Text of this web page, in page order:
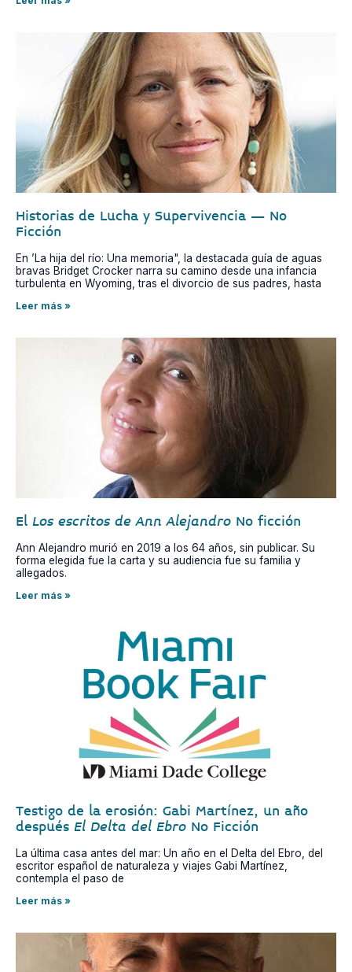
Historias de Lucha y Supervivencia – No
Ficción
En ’La hija del río: Una memoria", la destacada guía de aguas
bravas Bridget Crocker narra su camino desde una infancia
turbulenta en Wyoming, tras el divorcio de sus padres, hasta
Leer más »
El Los escritos de Ann Alejandro No ficción
Ann Alejandro murió en 2019 a los 64 años, sin publicar. Su
forma elegida fue la carta y su audiencia fue su familia y
allegados.
Leer más »
Testigo de la erosión: Gabi Martínez, un año
después El Delta del Ebro No Ficción
La última casa antes del mar: Un año en el Delta del Ebro, del
escritor español de naturaleza y viajes Gabi Martínez,
contempla el paso de
Leer más »